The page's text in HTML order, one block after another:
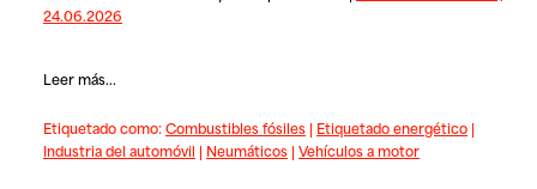
24.06.2026
Leer más...
Etiquetado como:Combustibles fósiles| Etiquetado energético|
Industria del automóvil | Neumáticos| Vehículos a motor